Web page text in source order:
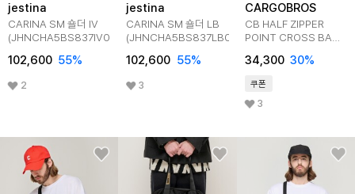
jestina
CARINA SM 숄더 IV
(JHNCHA5BS837IV010)
102,600 55%
2
jestina
CARINA SM 숄더 LB
(JHNCHA5BS837LB010)
102,600 55%
3
CARGOBROS
CB HALF ZIPPER
POINT CROSS BAG
34,300 30%
쿠폰
3